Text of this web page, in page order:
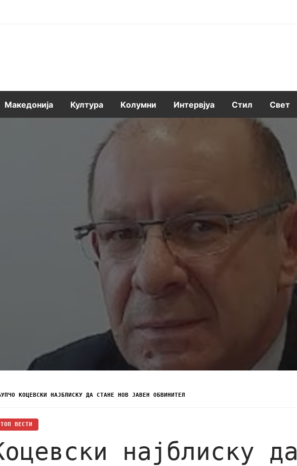
Македонија Култура Kолумни Интервјуа Стил Свет
КОЦЕВСКИ НАJБЛИСКУ ДА СТАНЕ НОВ ЈАВЕН ОБВИНИТЕЛ
ТОП ВЕСТИ
наjблиску да